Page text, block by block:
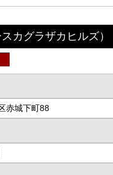
スカグラザカヒルズ）
赤城下町88